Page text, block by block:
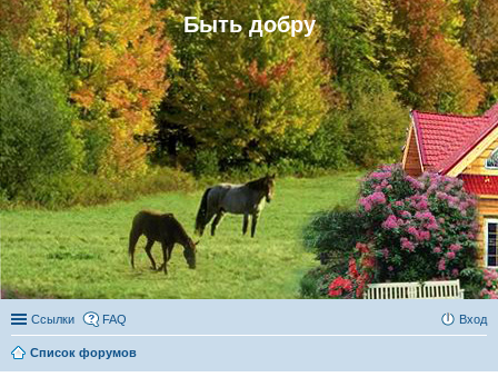
Быть добру
Ссылки FAQ Вход
Список форумов